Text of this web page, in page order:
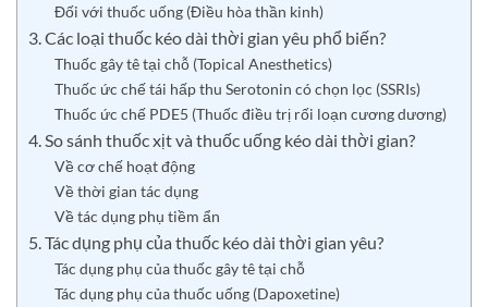
Đối với thuốc uống (Điều hòa thần kinh)
3. Các loại thuốc kéo dài thời gian yêu phổ biến?
Thuốc gây tê tại chỗ (Topical Anesthetics)
Thuốc ức chế tái hấp thu Serotonin có chọn lọc (SSRIs)
Thuốc ức chế PDE5 (Thuốc điều trị rối loạn cương dương)
4. So sánh thuốc xịt và thuốc uống kéo dài thời gian?
Về cơ chế hoạt động
Về thời gian tác dụng
Về tác dụng phụ tiềm ẩn
5. Tác dụng phụ của thuốc kéo dài thời gian yêu?
Tác dụng phụ của thuốc gây tê tại chỗ
Tác dụng phụ của thuốc uống (Dapoxetine)